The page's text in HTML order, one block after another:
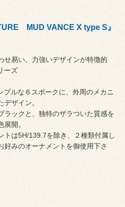
MUD VANCE X type S』
せ易い、力強いデザインが特徴的
ーズ
プルな６スポークに、外周のメカニ
ザイン。
ラックと、独特のザラついた質感を
開。
トは5H/139.7を除き、２種類付属し
好みのオーナメントを御使用下さ